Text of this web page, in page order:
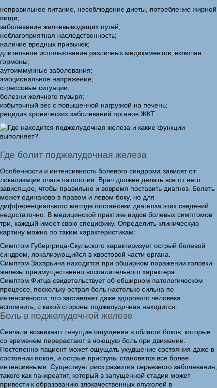
неправильное питание, несоблюдение диеты, потребление жирной
пищи;
заболевания желчевыводящих путей;
неблагоприятная наследственность;
наличие вредных привычек;
длительное использование различных медикаментов, включая
гормоны;
аутоиммунные заболевания;
эмоциональное напряжение;
стрессовые ситуации;
болезни желчного пузыря;
избыточный вес с повышенной нагрузкой на печень;
рецидив хронических заболеваний органов ЖКТ.
Где болит поджелудочная железа
Особенности и интенсивность болевого синдрома зависят от
локализации очага патологии. Врач должен делать все от него
зависящее, чтобы правильно и вовремя поставить диагноз. Болеть
может одинаково в правом и левом боку, но для
дифференциального метода постановки диагноза этих сведений
недостаточно. В медицинской практике видов болевых симптомов
три, каждый имеет свою специфику. Определить клиническую
картину можно по таким характеристикам:
Симптом Губергрица-Скульского характеризует острый болевой
синдром, локализующийся в хвостовой части органа.
Симптом Захарьина находится при обширном поражении головки
железы преимущественно воспалительного характера.
Симптом Фитца свидетельствует об обширном патологическом
процессе, поскольку острая боль настолько сильна по
интенсивности, что заставляет даже здорового человека
вспомнить, с какой стороны поджелудочная находится.
Боль в поджелудочной железе
Сначала возникают тянущие ощущения в области боков, которые
со временем перерастают в ноющую боль при движении.
Постепенно пациент может ощущать ухудшение состояния даже в
состоянии покоя, и острые приступы становятся все более
интенсивными. Существует риск развития серьезного заболевания,
такого как панкреатит, который в запущенной стадии может
привести к образованию злокачественных опухолей в